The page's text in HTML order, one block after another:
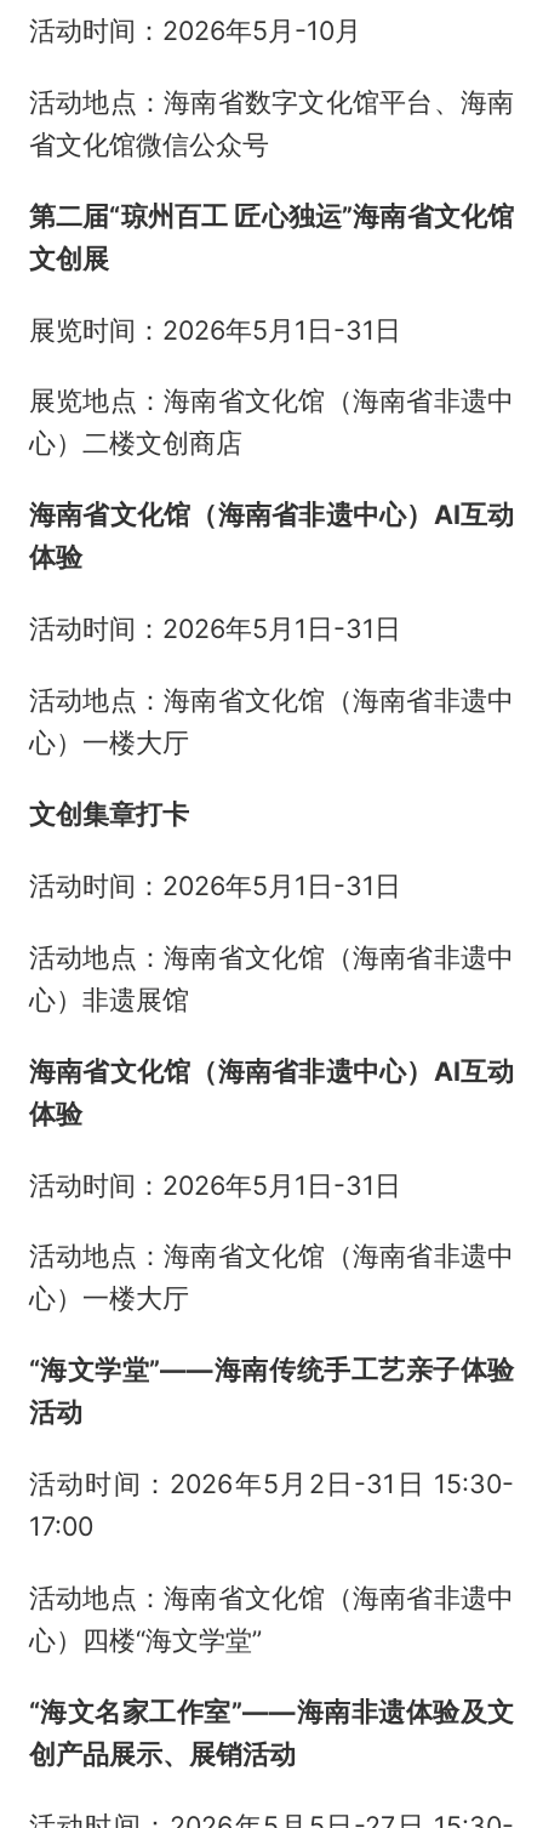
活动时间：2026年5月-10月
活动地点：海南省数字文化馆平台、海南
省文化馆微信公众号
第二届“琼州百工 匠心独运”海南省文化馆
文创展
展览时间：2026年5月1日-31日
展览地点：海南省文化馆（海南省非遗中
心）二楼文创商店
海南省文化馆（海南省非遗中心）AI互动
体验
活动时间：2026年5月1日-31日
活动地点：海南省文化馆（海南省非遗中
心）一楼大厅
文创集章打卡
活动时间：2026年5月1日-31日
活动地点：海南省文化馆（海南省非遗中
心）非遗展馆
海南省文化馆（海南省非遗中心）AI互动
体验
活动时间：2026年5月1日-31日
活动地点：海南省文化馆（海南省非遗中
心）一楼大厅
“海文学堂”——海南传统手工艺亲子体验
活动
活动时间：2026年5月2日-31日 15:30-
17:00
活动地点：海南省文化馆（海南省非遗中
心）四楼“海文学堂”
“海文名家工作室”——海南非遗体验及文
创产品展示、展销活动